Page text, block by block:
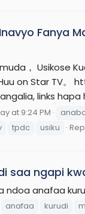
Fanya
， Usikose
on Star TV
links hapa
at 9:24 PM
tpdc usiku
saa ngapi
ndoa anafaa
anafaa kurudi